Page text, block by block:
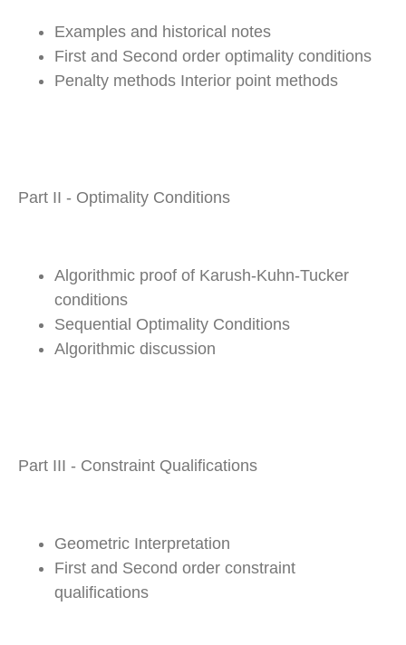
Examples and historical notes
First and Second order optimality conditions
Penalty methods Interior point methods
Part II - Optimality Conditions
Algorithmic proof of Karush-Kuhn-Tucker
conditions
Sequential Optimality Conditions
Algorithmic discussion
Part III - Constraint Qualifications
Geometric Interpretation
First and Second order constraint
qualifications